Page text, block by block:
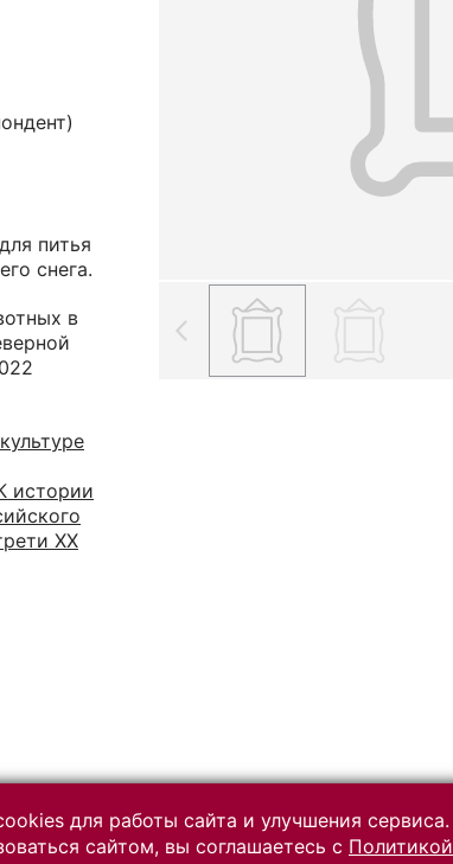
питья
снега.
в
истории
ХХ
Разработано на платформе
для работы сайта и улучшения сервиса.
сайтом, вы соглашаетесь с Политикой